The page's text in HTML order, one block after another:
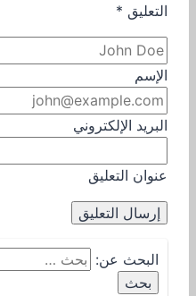
التعليق *
الإسم
البريد الإلكتروني
عنوان التعليق
البحث عن: